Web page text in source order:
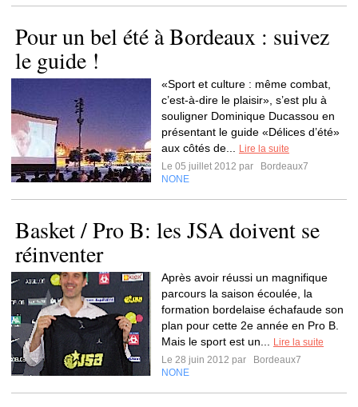
Pour un bel été à Bordeaux : suivez
le guide !
«Sport et culture : même combat,
c’est-à-dire le plaisir», s’est plu à
souligner Dominique Ducassou en
présentant le guide «Délices d’été»
aux côtés de...
Lire la suite
Le 05 juillet 2012 par
Bordeaux7
NONE
Basket / Pro B: les JSA doivent se
réinventer
Après avoir réussi un magnifique
parcours la saison écoulée, la
formation bordelaise échafaude son
plan pour cette 2e année en Pro B.
Mais le sport est un...
Lire la suite
Le 28 juin 2012 par
Bordeaux7
NONE